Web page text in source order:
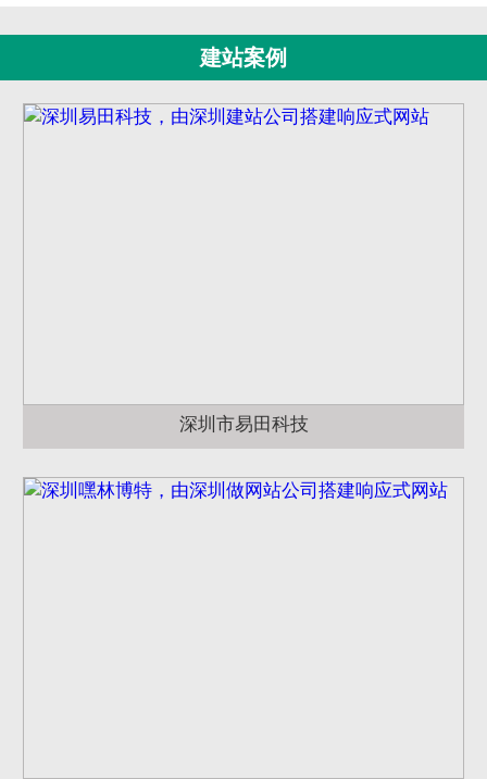
建站案例
深圳市易田科技